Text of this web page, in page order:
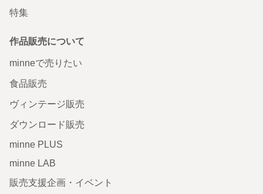
特集
作品販売について
minneで売りたい
食品販売
ヴィンテージ販売
ダウンロード販売
minne PLUS
minne LAB
販売支援企画・イベント